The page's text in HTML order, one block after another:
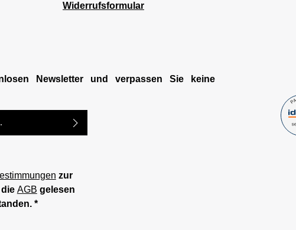
Widerrufsformular
Newsletter und verpassen Sie keine
zur
AGB gelesen
*